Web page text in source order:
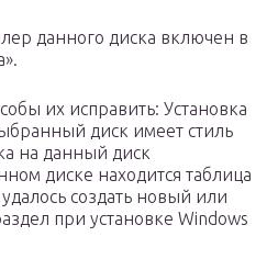
данного диска включен в
их исправить: Установка
диск имеет стиль
на данный диск
диске находится таблица
создать новый или
при установке Windows